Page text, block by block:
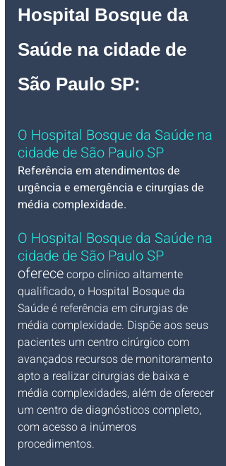
Hospital Bosque da
Saúde na cidade de
São Paulo SP:
O Hospital Bosque da Saúde na
cidade de São Paulo SP
Referência em atendimentos de
urgência e emergência e cirurgias de
média complexidade.
O Hospital Bosque da Saúde na
cidade de São Paulo SP
oferececorpo clínico altamente
qualificado, o Hospital Bosque da
Saúde é referência em cirurgias de
média complexidade. Dispõe aos seus
pacientes um centro cirúrgico com
avançados recursos de monitoramento
apto a realizar cirurgias de baixa e
média complexidades, além de oferecer
um centro de diagnósticos completo,
com acesso a inúmeros
procedimentos.